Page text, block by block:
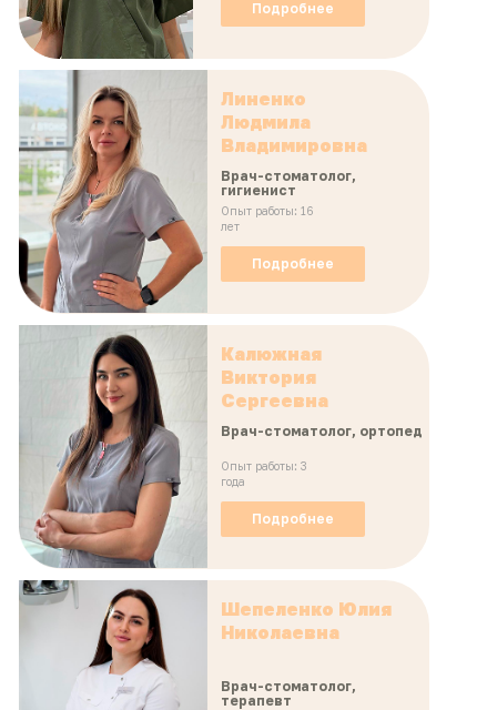
Подробнее
Линенко
Людмила
Владимировна
Врач-стоматолог,
гигиенист
Опыт работы: 16
лет
Подробнее
Калюжная
Виктория
Сергеевна
Врач-стоматолог, ортопед
Опыт работы: 3
года
Подробнее
Шепеленко Юлия
Николаевна
Врач-стоматолог,
терапевт